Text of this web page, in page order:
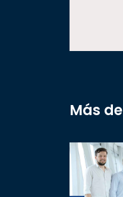
Más de